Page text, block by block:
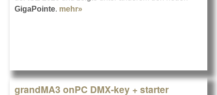
GigaPointe. mehr»
grandMA3 onPC DMX-key + starter